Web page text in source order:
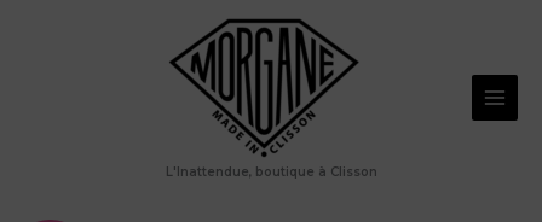
L'Inattendue, boutique à Clisson